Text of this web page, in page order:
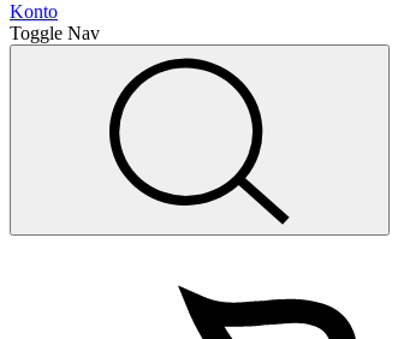
Konto
Toggle Nav